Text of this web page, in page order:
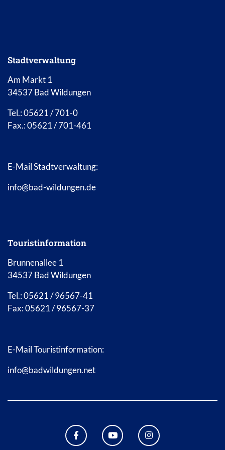
Stadtverwaltung
Am Markt 1
34537 Bad Wildungen
Tel.: 05621 / 701-0
Fax.: 05621 / 701-461
E-Mail Stadtverwaltung:
info@bad-wildungen.de
Touristinformation
Brunnenallee 1
34537 Bad Wildungen
Tel.: 05621 / 96567-41
Fax: 05621 / 96567-37
E-Mail Touristinformation:
info@badwildungen.net
FACEBOOK BAD WILDUNGEN
YOUTUBE KANAL STADT
INSTAGRAM